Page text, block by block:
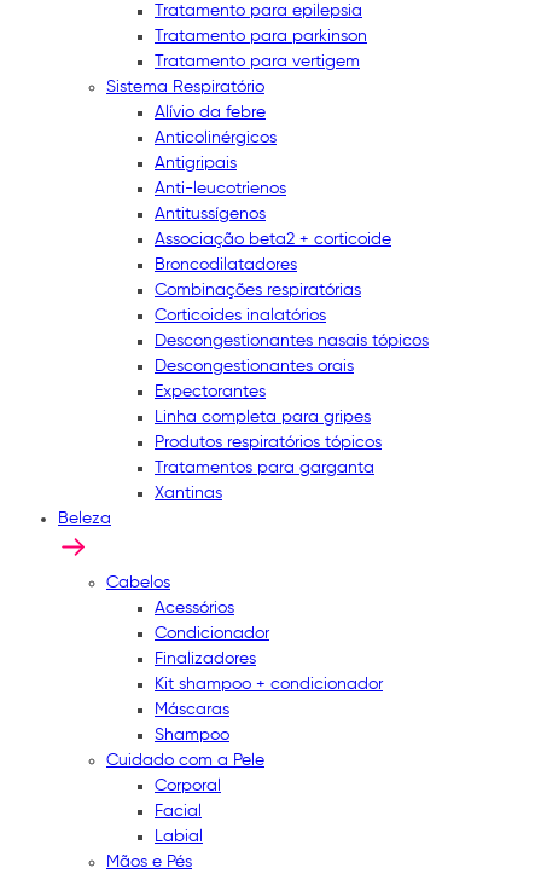
Tratamento para epilepsia
Tratamento para parkinson
Tratamento para vertigem
Sistema Respiratório
Alívio da febre
Anticolinérgicos
Antigripais
Anti-leucotrienos
Antitussígenos
Associação beta2 + corticoide
Broncodilatadores
Combinações respiratórias
Corticoides inalatórios
Descongestionantes nasais tópicos
Descongestionantes orais
Expectorantes
Linha completa para gripes
Produtos respiratórios tópicos
Tratamentos para garganta
Xantinas
Beleza
Cabelos
Acessórios
Condicionador
Finalizadores
Kit shampoo + condicionador
Máscaras
Shampoo
Cuidado com a Pele
Corporal
Facial
Labial
Mãos e Pés